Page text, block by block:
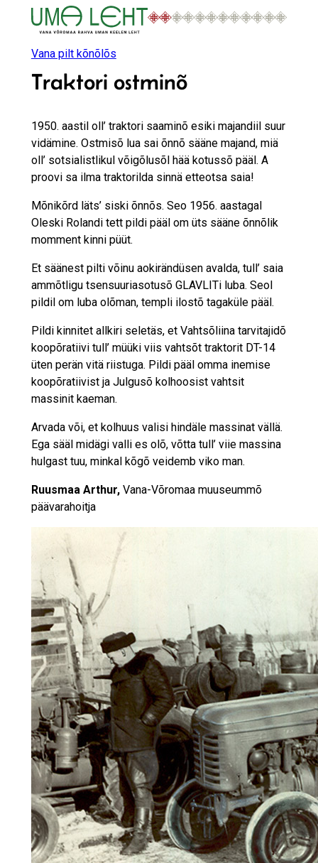
juurdeVana pilt kõnõlõs
Traktori ostminõ
1950. aastil oll’ traktori saaminõ esiki majandiil suur
vidämine. Ostmisõ lua sai õnnõ sääne majand, miä
oll’ sotsialistlikul võigõlusõl hää kotussõ pääl. A
proovi sa ilma traktorilda sinnä etteotsa saia!
Mõnikõrd läts’ siski õnnõs. Seo 1956. aastagal
Oleski Rolandi tett pildi pääl om üts sääne õnnõlik
momment kinni püüt.
Et säänest pilti võinu aokirändüsen avalda, tull’ saia
ammõtligu tsensuuriasotusõ GLAVLITi luba. Seol
pildil om luba olõman, templi ilostõ tagaküle pääl.
Pildi kinnitet allkiri seletäs, et Vahtsõliina tarvitajidõ
koopõratiivi tull’ müüki viis vahtsõt traktorit DT-14
üten perän vitä riistuga. Pildi pääl omma inemise
koopõratiivist ja Julgusõ kolhoosist vahtsit
massinit kaeman.
Arvada või, et kolhuus valisi hindäle massinat vällä.
Ega sääl midägi valli es olõ, võtta tull’ viie massina
hulgast tuu, minkal kõgõ veidemb viko man.
Ruusmaa Arthur,Vana-Võromaa muuseummõ
päävarahoitja